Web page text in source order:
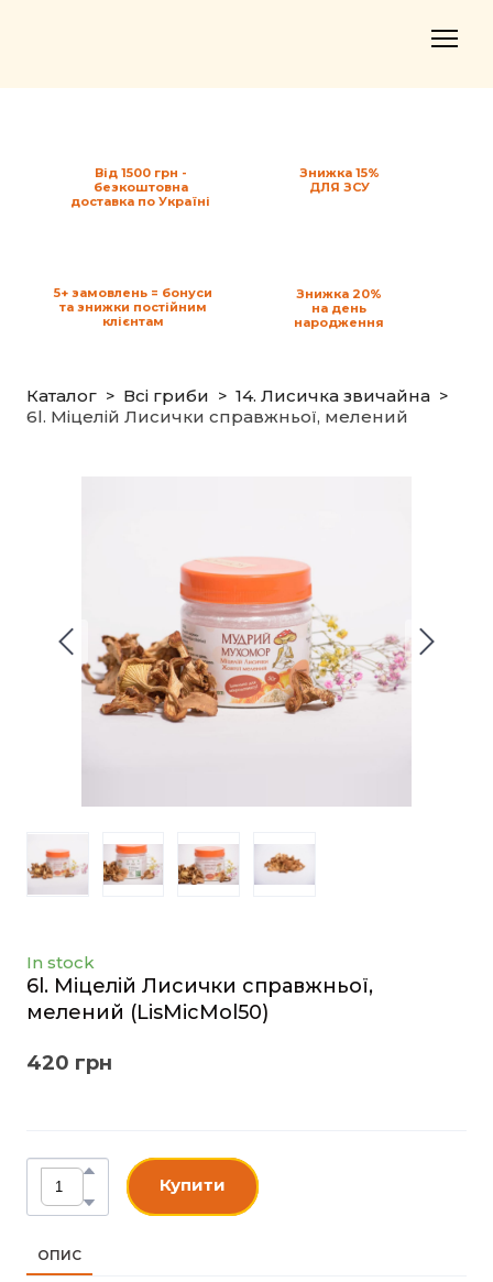
Знижка 15%
ДЛЯ ЗСУ
Від 1500 грн -
безкоштовна
доставка по Україні
5+ замовлень = бонуси
та знижки постійним
клієнтам
Знижка 20%
на день
народження
Каталог Всі гриби
14. Лисичка звичайна
6l. Міцелій Лисички справжньої, мелений
In stock
6l. Міцелій Лисички справжньої,
мелений (LisMicMol50)
420 грн
Купити
ОПИС